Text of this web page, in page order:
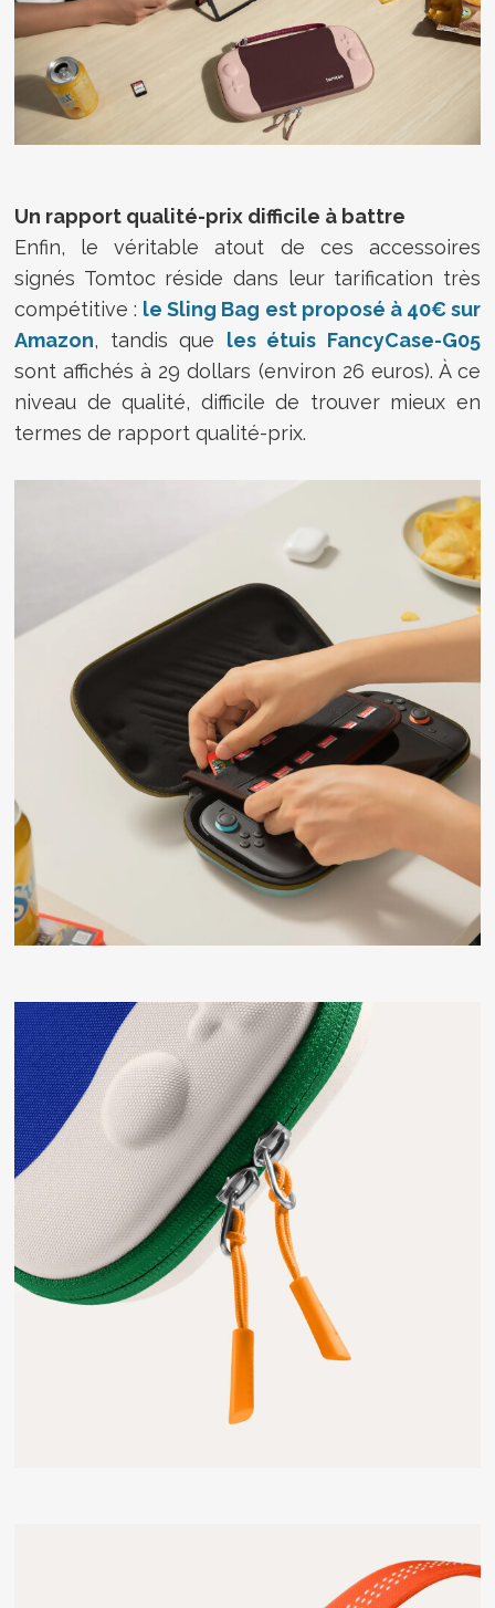
Un rapport qualité-prix difficile à battre
Enfin, le véritable atout de ces accessoires
signés Tomtoc réside dans leur tarification très
compétitive : le Sling Bag est proposé à 40€ sur
Amazon, tandis que les étuis FancyCase-G05
sont affichés à 29 dollars (environ 26 euros). À ce
niveau de qualité, difficile de trouver mieux en
termes de rapport qualité-prix.